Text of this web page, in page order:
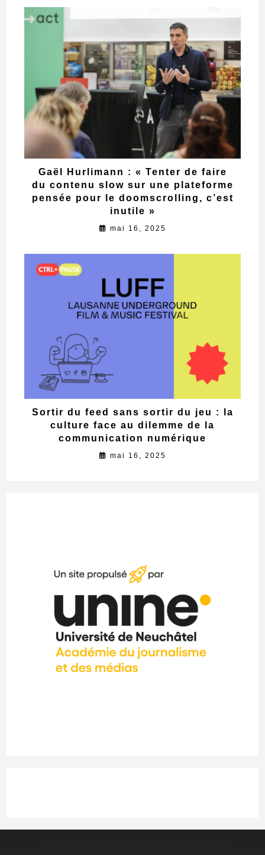
Gaël Hurlimann : « Tenter de faire
du contenu slow sur une plateforme
pensée pour le doomscrolling, c’est
inutile »
mai 16, 2025
Sortir du feed sans sortir du jeu : la
culture face au dilemme de la
communication numérique
mai 16, 2025